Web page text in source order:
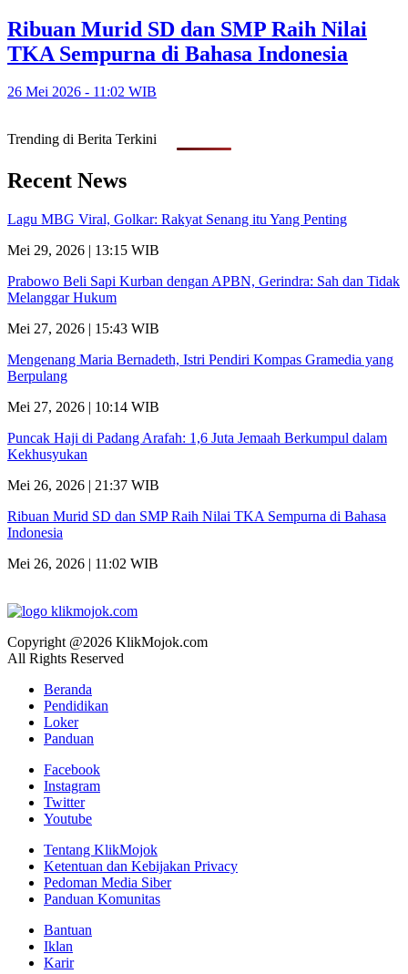
Ribuan Murid SD dan SMP Raih Nilai
TKA Sempurna di Bahasa Indonesia
26 Mei 2026 - 11:02 WIB
Trending di Berita Terkini
Recent News
Lagu MBG Viral, Golkar: Rakyat Senang itu Yang Penting
Mei 29, 2026 | 13:15 WIB
Prabowo Beli Sapi Kurban dengan APBN, Gerindra: Sah dan Tidak
Melanggar Hukum
Mei 27, 2026 | 15:43 WIB
Mengenang Maria Bernadeth, Istri Pendiri Kompas Gramedia yang
Berpulang
Mei 27, 2026 | 10:14 WIB
Puncak Haji di Padang Arafah: 1,6 Juta Jemaah Berkumpul dalam
Kekhusyukan
Mei 26, 2026 | 21:37 WIB
Ribuan Murid SD dan SMP Raih Nilai TKA Sempurna di Bahasa
Indonesia
Mei 26, 2026 | 11:02 WIB
Copyright @2026 KlikMojok.com
All Rights Reserved
Beranda
Pendidikan
Loker
Panduan
Facebook
Instagram
Twitter
Youtube
Tentang KlikMojok
Ketentuan dan Kebijakan Privacy
Pedoman Media Siber
Panduan Komunitas
Bantuan
Iklan
Karir